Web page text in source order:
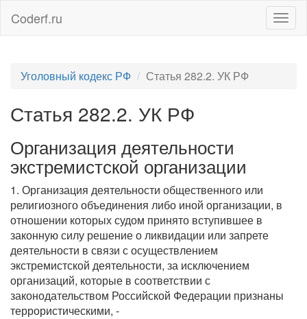
Coderf.ru
Уголовный кодекс РФ Статья 282.2. УК РФ
Статья 282.2. УК РФ
Организация деятельности
экстремистской организации
1. Организация деятельности общественного или
религиозного объединения либо иной организации, в
отношении которых судом принято вступившее в
законную силу решение о ликвидации или запрете
деятельности в связи с осуществлением
экстремистской деятельности, за исключением
организаций, которые в соответствии с
законодательством Российской Федерации признаны
террористическими, -